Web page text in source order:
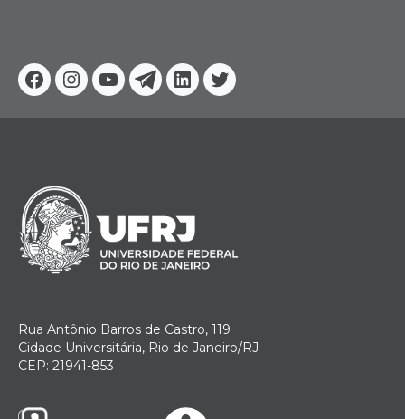
Facebook
Instagram
YoutubeTelegram
Linkedin
Twitter
Rua Antônio Barros de Castro, 119
Cidade Universitária, Rio de Janeiro/RJ
CEP: 21941-853